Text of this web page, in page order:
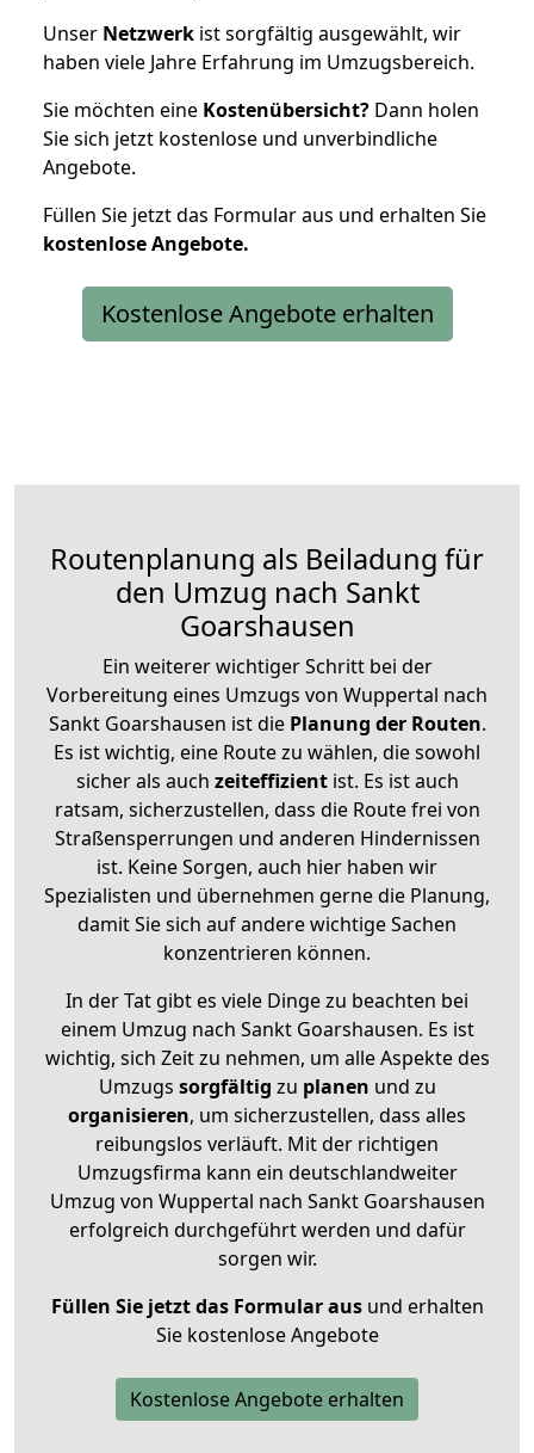
Unser Netzwerk ist sorgfältig ausgewählt, wir
haben viele Jahre Erfahrung im Umzugsbereich.
Sie möchten eine Kostenübersicht? Dann holen
Sie sich jetzt kostenlose und unverbindliche
Angebote.
Füllen Sie jetzt das Formular aus und erhalten Sie
kostenloseAngebote.
Kostenlose Angebote erhalten
Routenplanung als Beiladung für
den Umzug nach Sankt
Goarshausen
Ein weiterer wichtiger Schritt bei der
Vorbereitung eines Umzugs von Wuppertal nach
Sankt Goarshausen ist diePlanung der Routen.
Es ist wichtig, eine Route zu wählen, die sowohl
sicher als auch zeiteffizientist. Es ist auch
ratsam, sicherzustellen, dass die Route frei von
Straßensperrungen und anderen Hindernissen
ist. Keine Sorgen, auch hier haben wir
Spezialisten und übernehmen gerne die Planung,
damit Sie sich auf andere wichtige Sachen
konzentrieren können.
In der Tat gibt es viele Dinge zu beachten bei
einem Umzug nach Sankt Goarshausen. Es ist
wichtig, sich Zeit zu nehmen, um alle Aspekte des
Umzugs sorgfältig zu planen und zu
organisieren, um sicherzustellen, dass alles
reibungslos verläuft. Mit der richtigen
Umzugsfirma kann ein deutschlandweiter
Umzug von Wuppertal nach Sankt Goarshausen
erfolgreich durchgeführt werden und dafür
sorgen wir.
Füllen Sie jetzt das Formular ausund erhalten
Sie kostenlose Angebote
Kostenlose Angebote erhalten